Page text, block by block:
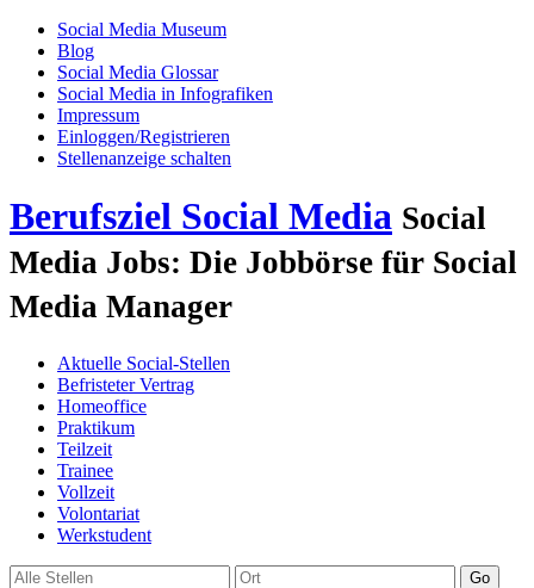
Social Media Museum
Blog
Social Media Glossar
Social Media in Infografiken
Impressum
Einloggen/Registrieren
Stellenanzeige schalten
Berufsziel Social Media Social
Media Jobs: Die Jobbörse für Social
Media Manager
Aktuelle Social-Stellen
Befristeter Vertrag
Homeoffice
Praktikum
Teilzeit
Trainee
Vollzeit
Volontariat
Werkstudent
Go